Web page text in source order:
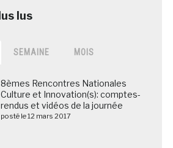
SEMAINE MOIS
8èmes Rencontres Nationales
Culture et Innovation(s): comptes-
rendus et vidéos de la journée
posté le 12 mars 2017